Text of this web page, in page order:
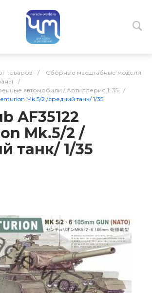
товаров /
Сборные масштабные модели
/
автомобили / Артиллерия 1: 35
/
Mk.5/2 /средний танк/ 1/35
AF35122
Mk.5/2 /
танк/ 1/35